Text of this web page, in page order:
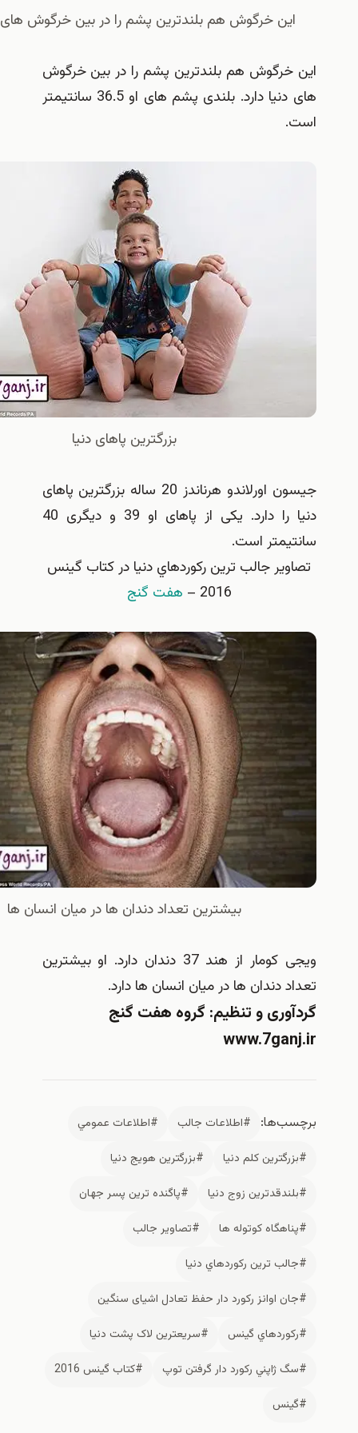
خرگوش هم بلندترین پشم را در بین خرگوش های دنیا دارد
هم بلندترین پشم را در بین خرگوش
های دنیا دارد. بلندی پشم های او 36.5 سانتیمتر
بزرگترین پاهای دنیا
جیسون اورلاندو هرناندز 20 ساله بزرگترین پاهای
دنیا را دارد. یکی از پاهای او 39 و دیگری 40
است.
جالب ترين ركوردهاي دنيا در كتاب گينس
هفت گنج
بیشترین تعداد دندان ها در میان انسان ها
ویجی کومار از هند 37 دندان دارد. او بیشترین
دندان ها در میان انسان ها دارد.
و تنظیم: گروه هفت گنج
#اطلاعات جالب
#اطلاعات عمومي
كلم دنيا
#بزرگترین هویج دنیا
زوج دنیا
#پاگنده ترین پسر جهان
کوتوله ها
#تصاوير جالب
ترين ركوردهاي دنيا
اوانز رکورد دار حفظ تعادل اشیای سنگین
گينس
#سریعترین لاک پشت دنیا
ژاپني رکورد دار گرفتن توپ
#كتاب گينس 2016